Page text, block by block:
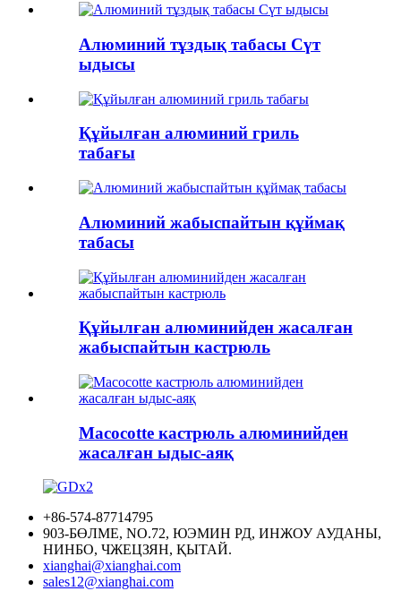
Алюминий тұздық табасы Сүт
ыдысы
Құйылған алюминий гриль
табағы
Алюминий жабыспайтын құймақ
табасы
Құйылған алюминийден жасалған
жабыспайтын кастрюль
Macocotte кастрюль алюминийден
жасалған ыдыс-аяқ
+86-574-87714795
903-БӨЛМЕ, NO.72, ЮЭМИН РД, ИНЖОУ АУДАНЫ,
НИНБО, ЧЖЕЦЗЯН, ҚЫТАЙ.
xianghai@xianghai.com
sales12@xianghai.com